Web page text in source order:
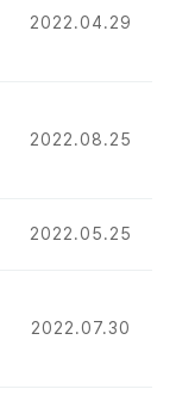
2022.04.29
2022.08.25
2022.05.25
2022.07.30